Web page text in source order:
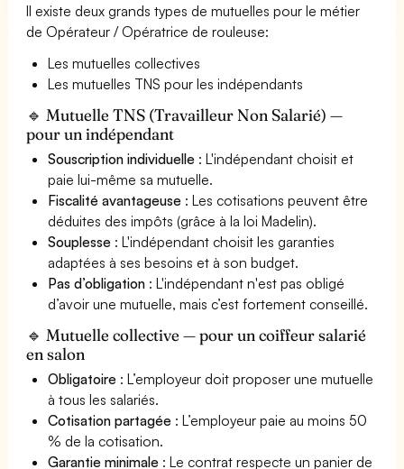
Il existe deux grands types de mutuelles pour le métier
de Opérateur / Opératrice de rouleuse:
Les mutuelles collectives
Les mutuelles TNS pour les indépendants
🔹 Mutuelle TNS (Travailleur Non Salarié) —
pour un indépendant
Souscription individuelle : L'indépendant choisit et
paie lui-même sa mutuelle.
Fiscalité avantageuse : Les cotisations peuvent être
déduites des impôts (grâce à la loi Madelin).
Souplesse : L'indépendant choisit les garanties
adaptées à ses besoins et à son budget.
Pas d’obligation : L'indépendant n'est pas obligé
d’avoir une mutuelle, mais c’est fortement conseillé.
🔹 Mutuelle collective — pour un coiffeur salarié
en salon
Obligatoire : L’employeur doit proposer une mutuelle
à tous les salariés.
Cotisation partagée : L’employeur paie au moins 50
% de la cotisation.
Garantie minimale : Le contrat respecte un panier de